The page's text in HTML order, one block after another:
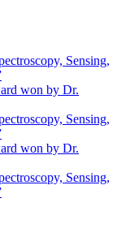
Sensing,
won by Dr.
Sensing,
won by Dr.
Sensing,